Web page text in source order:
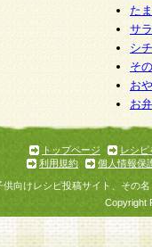
有している個人情
場合には、ご本人
令に準拠して合理的
求等の請求先は個
のうえ、当社所定の
ープとします。な
録をすることがで
た
サ
シ
そ
お
お
トップページ
レシピ
利用規約
個人情報保
供向けレシピ投稿サイト、その
Copyright